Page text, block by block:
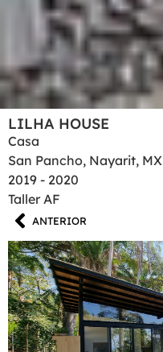
LILHA HOUSE
Casa
San Pancho, Nayarit, MX
2019 - 2020
Taller AF
ANTERIOR